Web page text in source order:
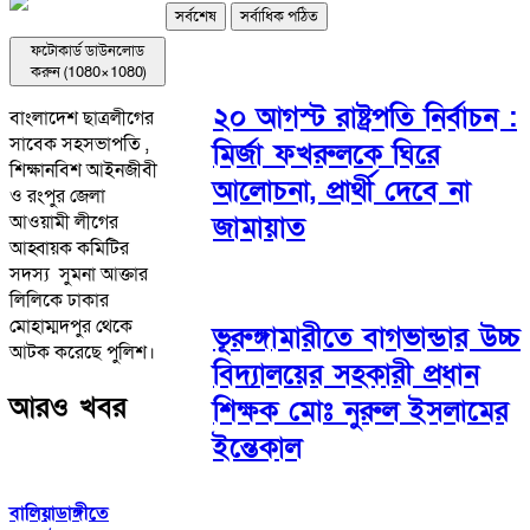
ফটোকার্ড ডাউনলোড
করুন (1080×1080)
বাংলাদেশ ছাত্রলীগের
সাবেক সহসভাপতি ,
শিক্ষানবিশ আইনজীবী
ও রংপুর জেলা
আওয়ামী লীগের
আহ্বায়ক কমিটির
সদস্য সুমনা আক্তার
লিলিকে ঢাকার
মোহাম্মদপুর থেকে
আটক করেছে পুলিশ।
আরও খবর
বালিয়াডাঙ্গীতে
সর্বশেষ সর্বাধিক পঠিত
২০ আগস্ট রাষ্ট্রপতি নির্বাচন :
মির্জা ফখরুলকে ঘিরে
আলোচনা, প্রার্থী দেবে না
জামায়াত
ভূরুঙ্গামারীতে বাগভান্ডার উচ্চ
বিদ্যালয়ের সহকারী প্রধান
শিক্ষক মোঃ নুরুল ইসলামের
ইন্তেকাল